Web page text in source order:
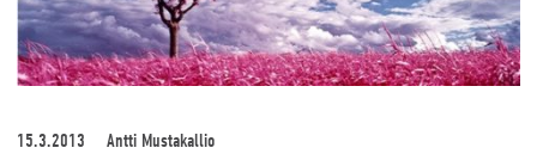
15.3.2013 Antti Mustakallio